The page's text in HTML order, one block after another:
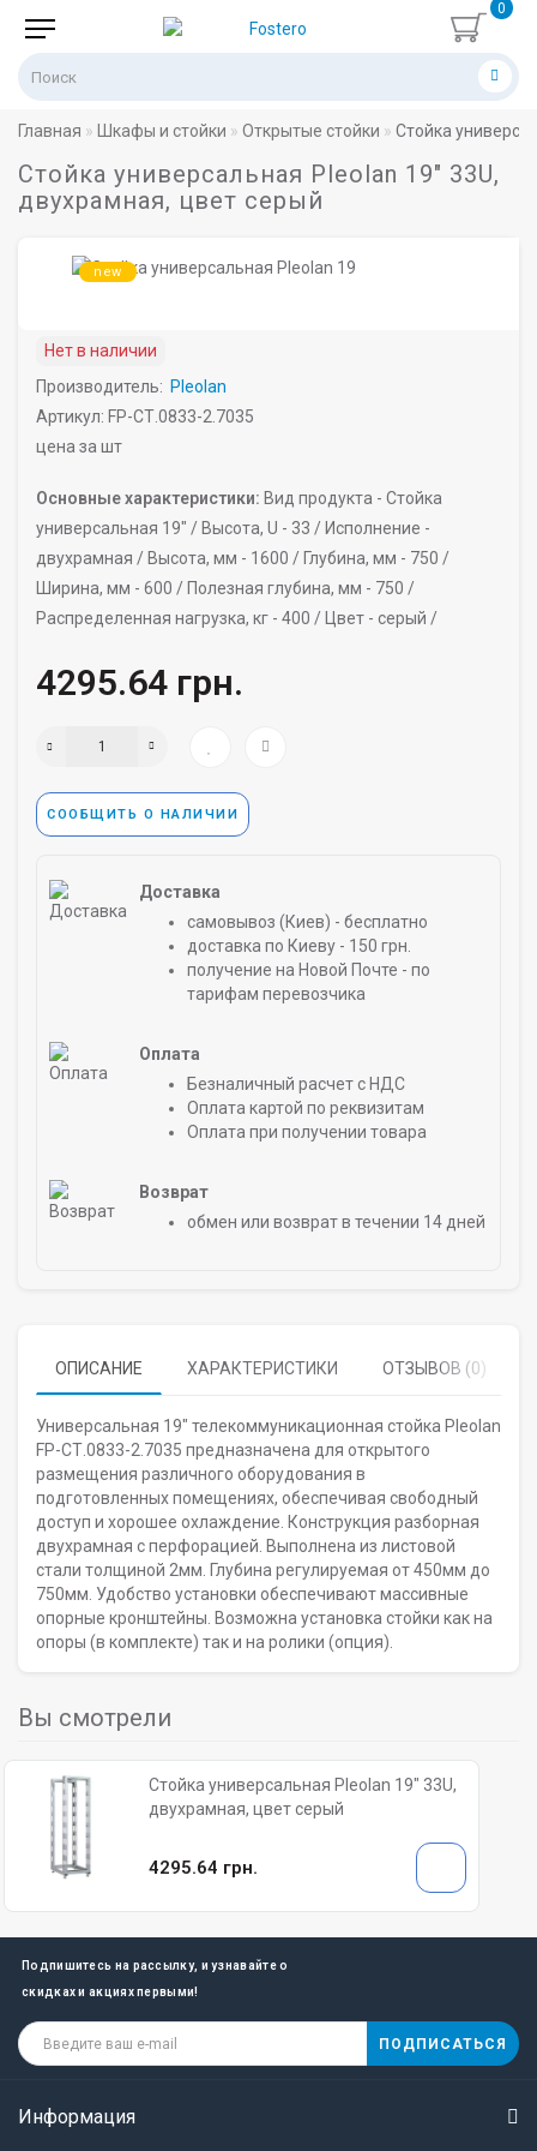
0
Главная Шкафы и стойки Открытые стойки Стойка
Стойка универсальная Pleolan 19" 33U,
двухрамная, цвет серый
new
Нет в наличии
Производитель: Pleolan
Артикул: FP-СТ.0833-2.7035
цена за шт
Основные характеристики: Вид продукта - Стойка
универсальная 19" / Высота, U - 33 / Исполнение -
двухрамная / Высота, мм - 1600 / Глубина, мм - 750 /
Ширина, мм - 600 / Полезная глубина, мм - 750 /
Распределенная нагрузка, кг - 400 / Цвет - серый /
4295.64 грн.
СООБЩИТЬ О НАЛИЧИИ
Доставка
самовывоз (Киев) - бесплатно
доставка по Киеву - 150 грн.
получение на Новой Почте - по
тарифам перевозчика
Оплата
Безналичный расчет с НДС
Оплата картой по реквизитам
Оплата при получении товара
Возврат
обмен или возврат в течении 14 дней
ОПИСАНИЕ ХАРАКТЕРИСТИКИ ОТЗЫВОВ (0)
Универсальная 19" телекоммуникационная стойка Pleolan
FP-СТ.0833-2.7035 предназначена для открытого
размещения различного оборудования в
подготовленных помещениях, обеспечивая свободный
доступ и хорошее охлаждение. Конструкция разборная
двухрамная с перфорацией. Выполнена из листовой
стали толщиной 2мм. Глубина регулируемая от 450мм до
750мм. Удобство установки обеспечивают массивные
опорные кронштейны. Возможна установка стойки как на
опоры (в комплекте) так и на ролики (опция).
Вы смотрели
Стойка универсальная Pleolan 19" 33U,
двухрамная, цвет серый
4295.64 грн.
Подпишитесь на рассылку, и узнавайте о
скидках и акциях первыми!
ПОДПИСАТЬСЯ
Информация